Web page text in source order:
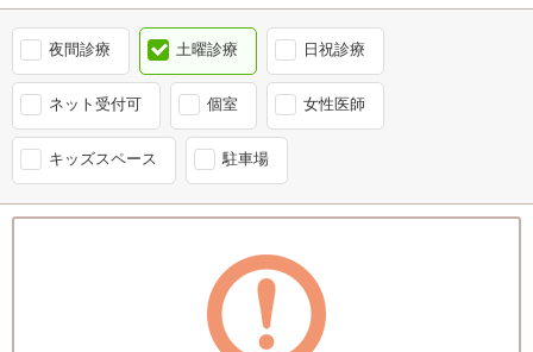
夜間診療 土曜診療 日祝診療
ネット受付可 個室 女性医師
キッズスペース 駐車場